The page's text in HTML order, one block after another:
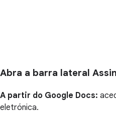
Abra a barra lateral
A partir do Google Docs:
eletrónica.